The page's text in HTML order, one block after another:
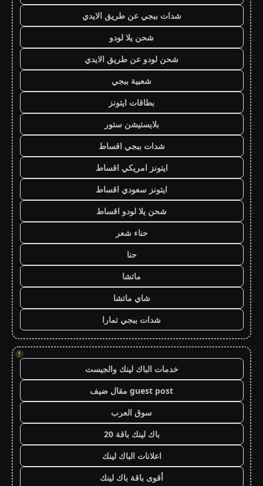
شدات ببجي عن طريق الايدي
شحن يلا لودو
شحن لودو عن طريق الايدي
شعبية ببجي
بطاقات ايتونز
بلايستيشن ستور
شدات ببجي اقساط
ايتونز امريكي اقساط
ايتونز سعودي اقساط
شحن يلا لودو اقساط
حناء شعر
حنا
ماتشا
شاي ماتشا
شدات ببجي تمارا
!
خدمات الباك لينك والجيست
guest post مقال ضيف
سوق العرب
باك لينك باقة 20
اعلانات الباك لينك
أقوى باقة باك لينك